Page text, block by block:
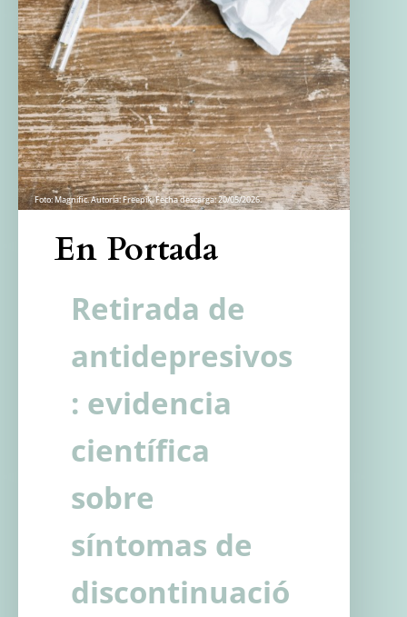
Foto: Magnific. Autoría: Freepik. Fecha descarga: 20/05/2026.
En Portada
Retirada de
antidepresivos
: evidencia
científica
sobre
síntomas de
discontinuació